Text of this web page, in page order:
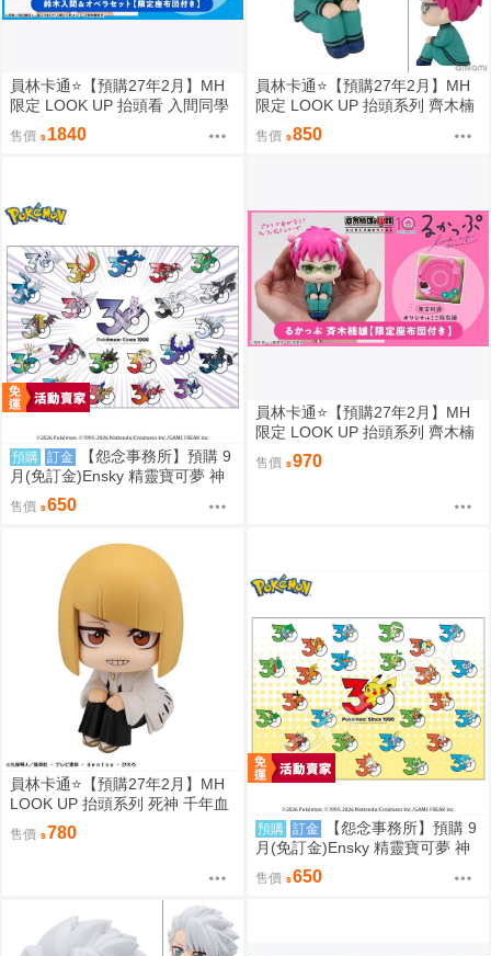
員林卡通⭐️【預購27年2月】MH
限定 LOOK UP 抬頭看 入間同學
入魔了！鈴木入間 歐佩拉 套組附
特典 0813
售價 1840
員林卡通⭐️【預購27年2月】MH
限定 LOOK UP 抬頭系列 齊木楠
雄的災難 齊木楠雄 0813
售價 850
預購 訂金
【怨念事務所】預購 9
月(免訂金)Ensky 精靈寶可夢 神
奇寶貝 30週年 1000片拼圖 傳說
寶可夢 0809
售價 650
員林卡通⭐️【預購27年2月】MH
限定 LOOK UP 抬頭系列 齊木楠
雄的災難 齊木楠雄 附特典 0813
售價 970
員林卡通⭐️【預購27年2月】MH
LOOK UP 抬頭系列 死神 千年血
戰篇 平子真子 0813
售價 780 預購 訂金
【怨念事務所】預購 9
月(免訂金)Ensky 精靈寶可夢 神
奇寶貝 30週年 1000片拼圖 最初
的搭檔寶可夢 0809
售價 650